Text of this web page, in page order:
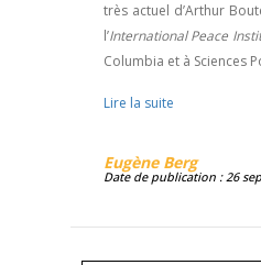
très actuel d’Arthur
l’International Peace
Columbia et à Sciences
Lire la suite
Eugène Berg
Date de publication : 26